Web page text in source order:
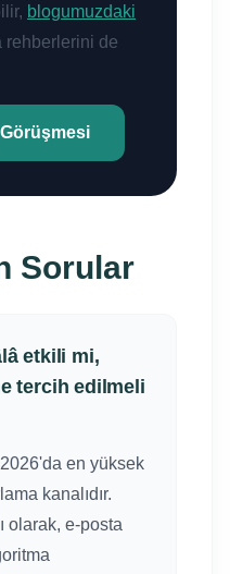
blogumuzdaki
rehberlerini de
Sorular
etkili mi,
tercih edilmeli
en yüksek
kanalıdır.
olarak, e-posta